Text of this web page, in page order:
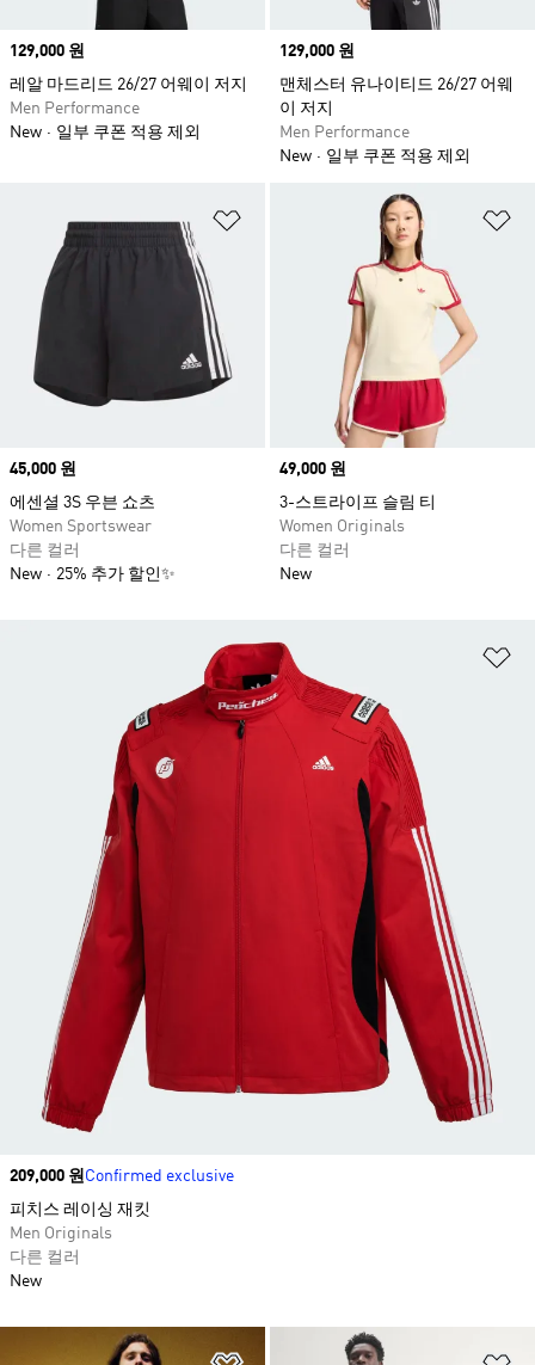
Price
129,000 원
레알 마드리드 26/27 어웨이 저지
Men Performance
New
일부 쿠폰 적용 제외
Price
129,000 원
맨체스터 유나이티드 26/27 어웨
이 저지
Men Performance
New
일부 쿠폰 적용 제외
위시리스트 담기
Price
45,000 원
에센셜 3S 우븐 쇼츠
Women Sportswear
다른 컬러
New
25% 추가 할인✨
Price
49,000 원
3-스트라이프 슬림 티
Women Originals
다른 컬러
New
위시리스트 담기
Price
209,000 원Confirmed exclusive
피치스 레이싱 재킷​
Men Originals
다른 컬러
New